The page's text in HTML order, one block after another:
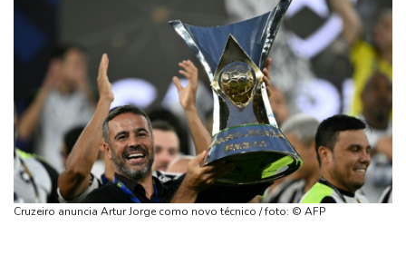
Cruzeiro anuncia Artur Jorge como novo técnico / foto: © AFP